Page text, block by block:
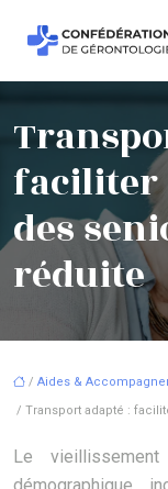
faciliter
des
réduite
/ Aides &
/ Transport adapté :
Le